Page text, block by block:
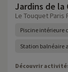
Jardins de la
Le Touquet Paris
Piscine intérieure
Station balnéaire
Découvrir